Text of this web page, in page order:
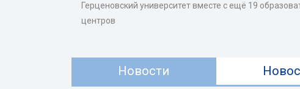
Герценовский университет вместе с ещё 19
центров
Новости